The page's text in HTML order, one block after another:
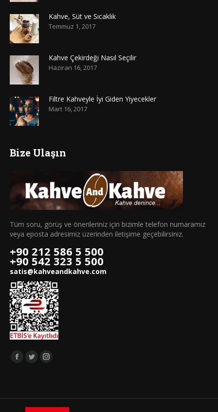
Kahve, Süt ve Sıcaklık
Temmuz 1, 2017
Kahve Çekirdeği Nasıl Seçilir
Haziran 16, 2017
Filtre Kahveyle İyi Giden Yiyecekler
Mart 16, 2017
Bize Ulaşın
Tüm soru, görüş ve önerileriniz için bizimle telefon numaramız
veya eposta adresimiz üzerinden iletişime geçebilirsiniz.
+90 212 586 5 500
+90 542 323 5 500
satis@kahveandkahve.com
Bizi takip edin:
Facebook
in
Twitter
in
Instagram
in